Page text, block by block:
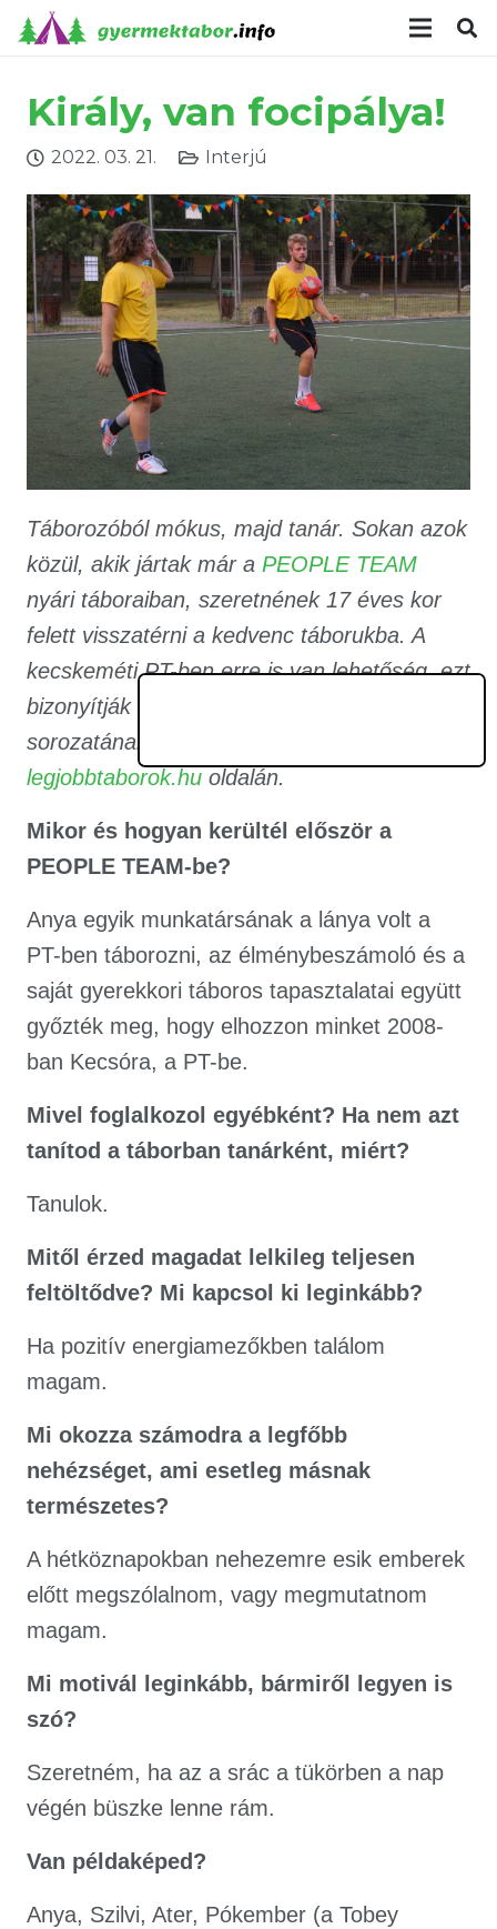
Király, van focipálya!
2022. 03. 21. Interjú
Táborozóból mókus, majd tanár. Sokan azok
közül, akik jártak már a PEOPLE TEAM
nyári táboraiban, szeretnének 17 éves kor
felett visszatérni a kedvenc táborukba. A
kecskeméti PT-ben erre is van lehetőség, ezt
bizonyítják ezúttal G. szavai. A tanárinterjúk
sorozatának korábbi darabjait megtalálod a
legjobbtaborok.hu oldalán.
Mikor és hogyan kerültél először a
PEOPLE TEAM-be?
Anya egyik munkatársának a lánya volt a
PT-ben táborozni, az élménybeszámoló és a
saját gyerekkori táboros tapasztalatai együtt
győzték meg, hogy elhozzon minket 2008-
ban Kecsóra, a PT-be.
Mivel foglalkozol egyébként? Ha nem azt
tanítod a táborban tanárként, miért?
Tanulok.
Mitől érzed magadat lelkileg teljesen
feltöltődve? Mi kapcsol ki leginkább?
Ha pozitív energiamezőkben találom
magam.
Mi okozza számodra a legfőbb
nehézséget, ami esetleg másnak
természetes?
A hétköznapokban nehezemre esik emberek
előtt megszólalnom, vagy megmutatnom
magam.
Mi motivál leginkább, bármiről legyen is
szó?
Szeretném, ha az a srác a tükörben a nap
végén büszke lenne rám.
Van példaképed?
Anya, Szilvi, Ater, Pókember (a Tobey